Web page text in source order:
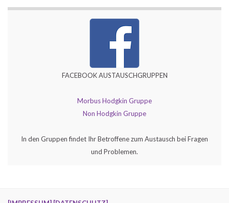
FACEBOOK AUSTAUSCHGRUPPEN
Morbus Hodgkin Gruppe
Non Hodgkin Gruppe
In den Gruppen findet Ihr Betroffene zum Austausch bei Fragen
und Problemen.